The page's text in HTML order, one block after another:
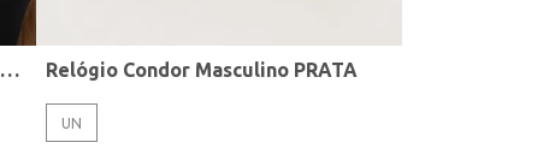
Kit Relógio + Acessório Condor Feminino PRATA Relógio Condor Masculino PRATA
UN